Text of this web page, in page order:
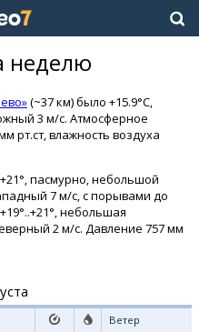
неделю
(~37 км) было +15.9°C,
3 м/с. Атмосферное
рт.ст, влажность воздуха
пасмурно, небольшой
7 м/с, с порывами до
небольшая
2 м/с. Давление 757 мм
Ветер